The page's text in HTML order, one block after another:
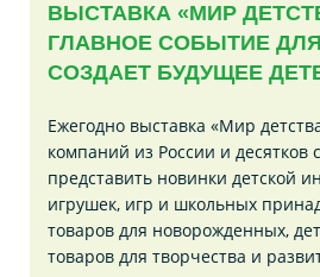
ВЫСТАВКА «МИР
ГЛАВНОЕ СОБЫТИЕ
СОЗДАЕТ БУДУЩЕЕ
Ежегодно выставка «Мир
компаний из России и десятков
представить новинки детской
игрушек, игр и школьных
товаров для новорожденных,
товаров для творчества и